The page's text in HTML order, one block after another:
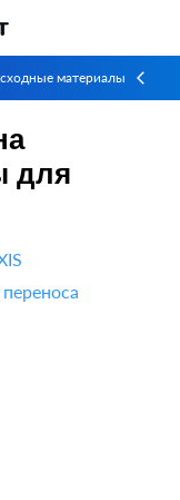
материалы arrow_back_ios
для